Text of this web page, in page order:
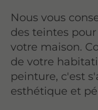
Nous vous
des teintes
votre maison.
de votre
peinture, c'est
esthétique et